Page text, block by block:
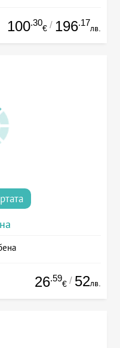
100.30
€ / 196.17
лв.
26.59
€ / 52лв.